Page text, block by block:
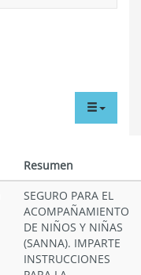
menu
Resumen
SEGURO PARA EL
ACOMPAÑAMIENTO
DE NIÑOS Y NIÑAS
(SANNA). IMPARTE
INSTRUCCIONES